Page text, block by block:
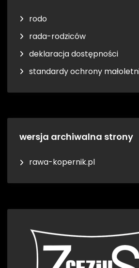
rodo
rada-rodziców
deklaracja dostępności
standardy ochrony
wersja archiwalna strony
rawa-kopernik.pl